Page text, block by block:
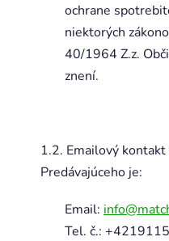
ochrane
niektorých
40/1964 Z.z.
znení.
1.2. Emailový
Predávajúceho je:
Email:
Tel. č.: